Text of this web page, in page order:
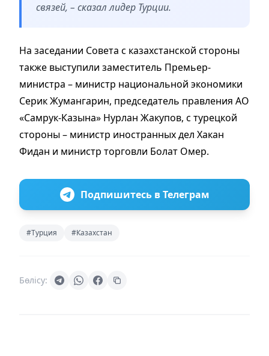
связей, – сказал лидер Турции.
На заседании Совета с казахстанской стороны
также выступили заместитель Премьер-
министра – министр национальной экономики
Серик Жумангарин, председатель правления АО
«Самрук-Казына» Нурлан Жакупов, с турецкой
стороны – министр иностранных дел Хакан
Фидан и министр торговли Болат Омер.
Подпишитесь в Телеграм
#Турция #Казахстан
Бөлісу: